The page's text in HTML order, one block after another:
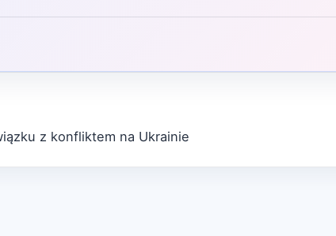
z konfliktem na Ukrainie